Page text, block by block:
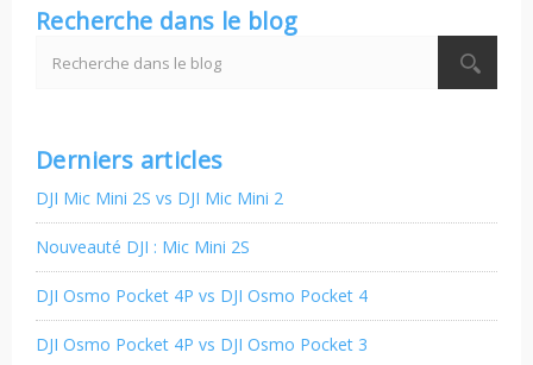
Recherche dans le blog
Derniers articles
DJI Mic Mini 2S vs DJI Mic Mini 2
Nouveauté DJI : Mic Mini 2S
DJI Osmo Pocket 4P vs DJI Osmo Pocket 4
DJI Osmo Pocket 4P vs DJI Osmo Pocket 3